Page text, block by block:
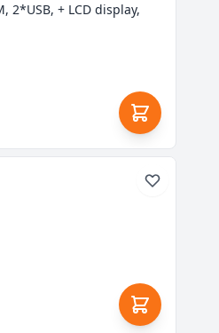
2*USB, + LCD display,